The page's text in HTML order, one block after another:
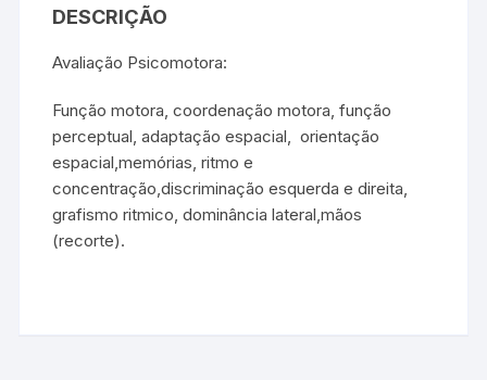
DESCRIÇÃO
Avaliação Psicomotora:
Função motora, coordenação motora, função
perceptual, adaptação espacial, orientação
espacial,memórias, ritmo e
concentração,discriminação esquerda e direita,
grafismo ritmico, dominância lateral,mãos
(recorte).